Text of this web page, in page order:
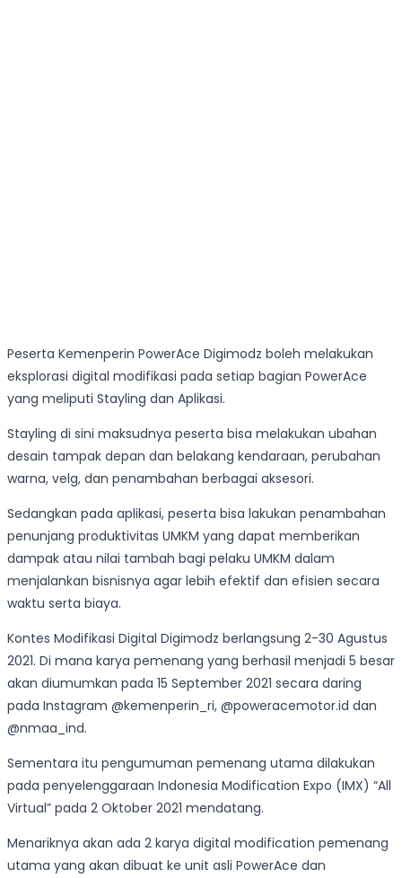
Peserta Kemenperin PowerAce Digimodz boleh melakukan
eksplorasi digital modifikasi pada setiap bagian PowerAce
yang meliputi Stayling dan Aplikasi.
Stayling di sini maksudnya peserta bisa melakukan ubahan
desain tampak depan dan belakang kendaraan, perubahan
warna, velg, dan penambahan berbagai aksesori.
Sedangkan pada aplikasi, peserta bisa lakukan penambahan
penunjang produktivitas UMKM yang dapat memberikan
dampak atau nilai tambah bagi pelaku UMKM dalam
menjalankan bisnisnya agar lebih efektif dan efisien secara
waktu serta biaya.
Kontes Modifikasi Digital Digimodz berlangsung 2-30 Agustus
2021. Di mana karya pemenang yang berhasil menjadi 5 besar
akan diumumkan pada 15 September 2021 secara daring
pada Instagram @kemenperin_ri, @poweracemotor.id dan
@nmaa_ind.
Sementara itu pengumuman pemenang utama dilakukan
pada penyelenggaraan Indonesia Modification Expo (IMX) “All
Virtual” pada 2 Oktober 2021 mendatang.
Menariknya akan ada 2 karya digital modification pemenang
utama yang akan dibuat ke unit asli PowerAce dan